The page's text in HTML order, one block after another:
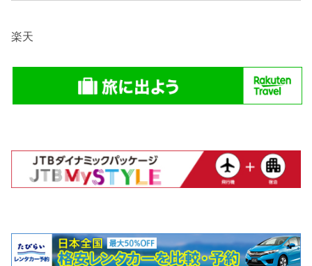
楽天